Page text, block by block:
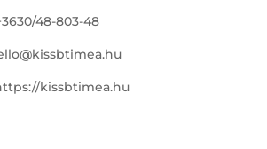
48-803-48
kissbtimea.hu